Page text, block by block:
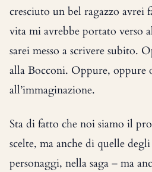
cresciuto un bel ragazzo avrei
vita mi avrebbe portato verso
sarei messo a scrivere subito.
alla Bocconi. Oppure,
all’immaginazione.
Sta di fatto che noi siamo il
scelte, ma anche di quelle
personaggi, nella saga – ma